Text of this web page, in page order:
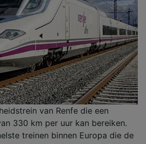
van Renfe die een
330 km per uur kan bereiken.
treinen binnen Europa die de